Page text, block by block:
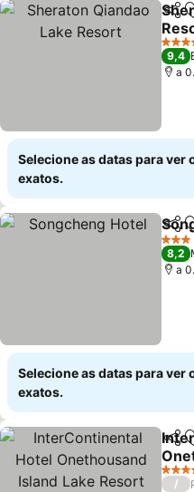
5
9,4
a
Selecione as datas para ver
exatos.
3
8,2
a
Selecione as datas para ver
exatos.
5
/